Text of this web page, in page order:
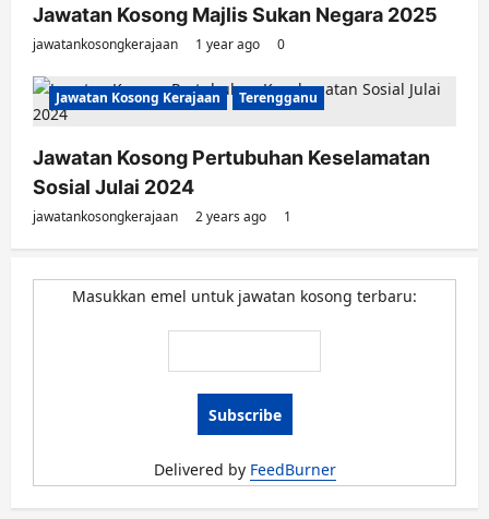
Jawatan Kosong Majlis Sukan Negara 2025
jawatankosongkerajaan 1 year ago 0
Jawatan Kosong Kerajaan Terengganu
Jawatan Kosong Pertubuhan Keselamatan
Sosial Julai 2024
jawatankosongkerajaan 2 years ago 1
Masukkan emel untuk jawatan kosong terbaru:
Delivered by FeedBurner